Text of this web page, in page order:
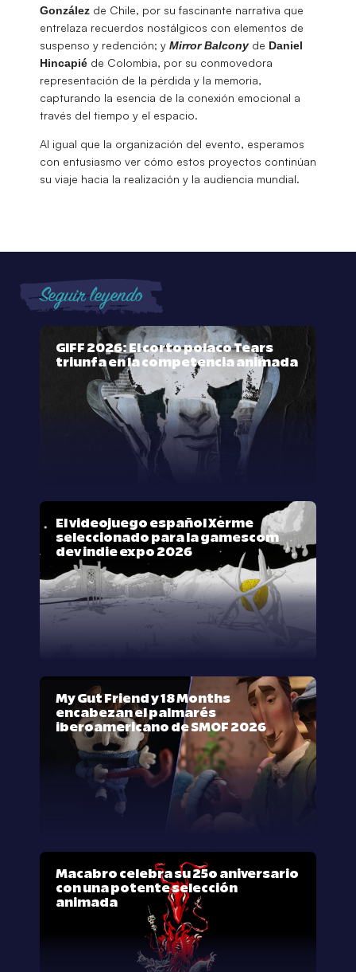
González de Chile, por su fascinante narrativa que
entrelaza recuerdos nostálgicos con elementos de
suspenso y redención; y Mirror Balcony de Daniel
Hincapié de Colombia, por su conmovedora
representación de la pérdida y la memoria,
capturando la esencia de la conexión emocional a
través del tiempo y el espacio.
Al igual que la organización del evento, esperamos
con entusiasmo ver cómo estos proyectos continúan
su viaje hacia la realización y la audiencia mundial.
Seguir leyendo
GIFF 2026: El corto polaco Tears
triunfa en la competencia animada
El videojuego español Xerme
seleccionado para la gamescom
dev indie expo 2026
My Gut Friend y 18 Months
encabezan el palmarés
iberoamericano de SMOF 2026
Macabro celebra su 25º aniversario
con una potente selección
animada